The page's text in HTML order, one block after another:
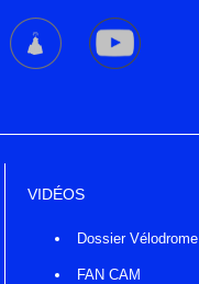
VIDÉOS
Dossier Vélodrome
FAN CAM